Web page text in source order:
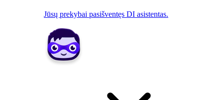
Jūsų prekybai pasišventęs DI asistentas.